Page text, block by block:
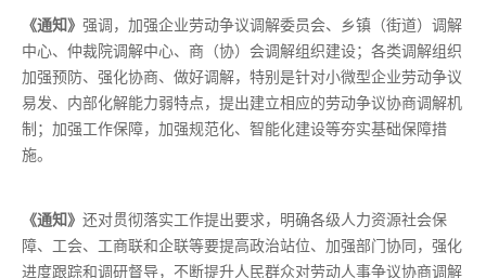
《通知》 强调，加强企业劳动争议调解委员会、乡镇（街道）调解
中心、仲裁院调解中心、商（协）会调解组织建设；各类调解组织
加强预防、强化协商、做好调解，特别是针对小微型企业劳动争议
易发、内部化解能力弱特点，提出建立相应的劳动争议协商调解机
制；加强工作保障，加强规范化、智能化建设等夯实基础保障措
施。
《通知》 还对贯彻落实工作提出要求，明确各级人力资源社会保
障、工会、工商联和企联等要提高政治站位、加强部门协同，强化
进度跟踪和调研督导，不断提升人民群众对劳动人事争议协商调解